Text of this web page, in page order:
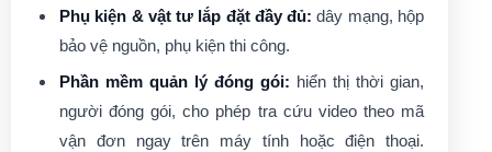
Phụ kiện & vật tư lắp đặt đầy đủ: dây mạng, hộp
bảo vệ nguồn, phụ kiện thi công.
Phần mềm quản lý đóng gói: hiển thị thời gian,
người đóng gói, cho phép tra cứu video theo mã
vận đơn ngay trên máy tính hoặc điện thoại.